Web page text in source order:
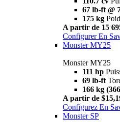
67 lb-ft @
175 kg
A partir de 15
Configurer En
Monster MY25
Monster MY25
111 hp
69 lb-ft
166 kg
A partir de
Configurez En
Monster SP